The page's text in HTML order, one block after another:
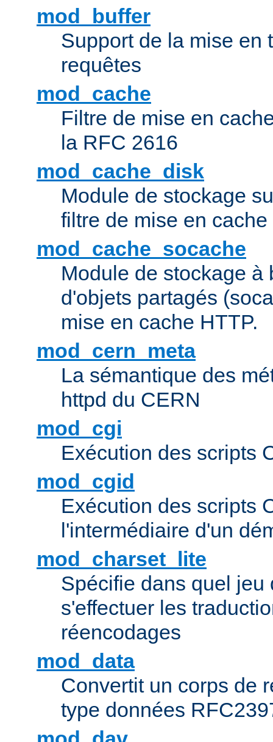
mod_buffer
Support de la mise en
requêtes
mod_cache
Filtre de mise en
la RFC 2616
mod_cache_disk
Module de stockage
filtre de mise en cache
mod_cache_socache
Module de stockage à
d'objets partagés
mise en cache HTTP.
mod_cern_meta
La sémantique des
httpd du CERN
mod_cgi
Exécution des scripts
mod_cgid
Exécution des scripts
l'intermédiaire d'un
mod_charset_lite
Spécifie dans quel jeu
s'effectuer les
réencodages
mod_data
Convertit un corps de
type données